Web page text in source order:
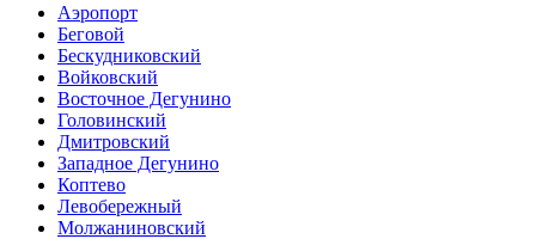
Аэропорт
Беговой
Бескудниковский
Войковский
Восточное Дегунино
Головинский
Дмитровский
Западное Дегунино
Коптево
Левобережный
Молжаниновский